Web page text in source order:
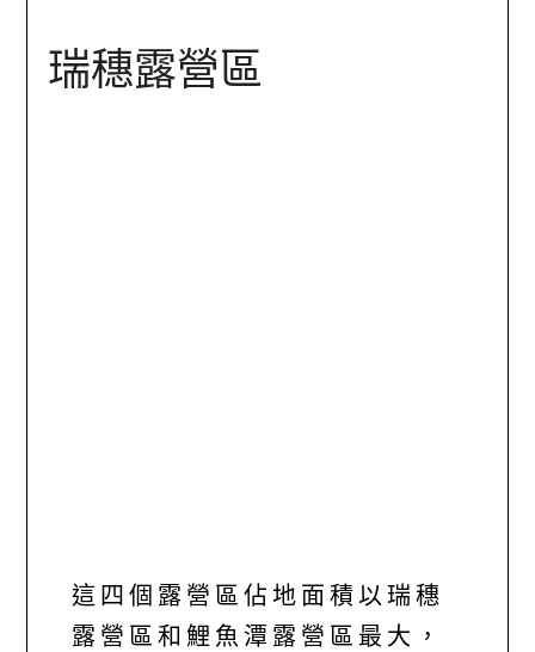
瑞穗露營區
這四個露營區佔地面積以瑞穗
露營區和鯉魚潭露營區最大，